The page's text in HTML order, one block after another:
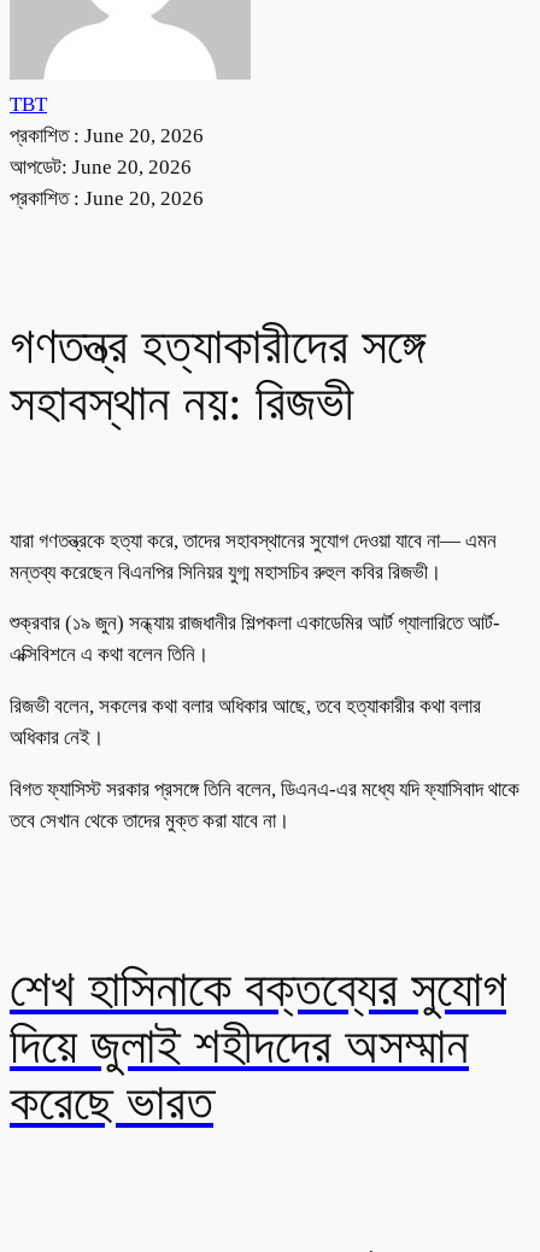
TBT
প্রকাশিত : June 20, 2026
আপডেট: June 20, 2026
প্রকাশিত : June 20, 2026
গণতন্ত্র হত্যাকারীদের সঙ্গে
সহাবস্থান নয়: রিজভী
যারা গণতন্ত্রকে হত্যা করে, তাদের সহাবস্থানের সুযোগ দেওয়া যাবে না— এমন
মন্তব্য করেছেন বিএনপির সিনিয়র যুগ্ম মহাসচিব রুহুল কবির রিজভী।
শুক্রবার (১৯ জুন) সন্ধ্যায় রাজধানীর শিল্পকলা একাডেমির আর্ট গ্যালারিতে আর্ট-
এক্সিবিশনে এ কথা বলেন তিনি।
রিজভী বলেন, সকলের কথা বলার অধিকার আছে, তবে হত্যাকারীর কথা বলার
অধিকার নেই।
বিগত ফ্যাসিস্ট সরকার প্রসঙ্গে তিনি বলেন, ডিএনএ-এর মধ্যে যদি ফ্যাসিবাদ থাকে
তবে সেখান থেকে তাদের মুক্ত করা যাবে না।
শেখ হাসিনাকে বক্তব্যের সুযোগ
দিয়ে জুলাই শহীদদের অসম্মান
করেছে ভারত